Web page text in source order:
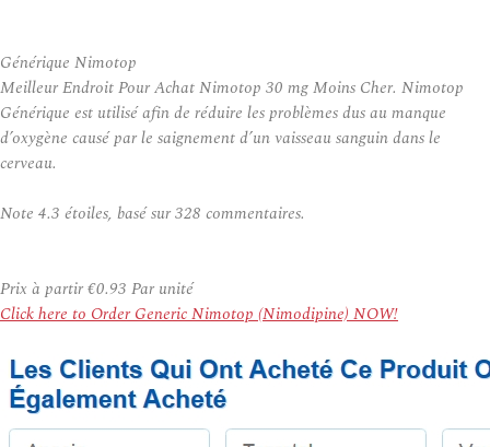
Générique Nimotop
Meilleur Endroit Pour Achat Nimotop 30 mg Moins Cher. Nimotop
Générique est utilisé afin de réduire les problèmes dus au manque
d’oxygène causé par le saignement d’un vaisseau sanguin dans le
cerveau.
Note 4.3 étoiles, basé sur328 commentaires.
Prix à partir€0.93 Par unité
Click here to Order Generic Nimotop (Nimodipine) NOW!